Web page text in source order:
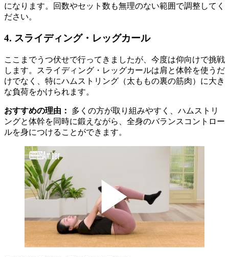
になります。回数やセット数も無理のない範囲で調整してく
ださい。
4. スライディング・レッグカール
ここまでうつ伏せで行ってきましたが、今度は仰向けで挑戦
します。スライディング・レッグカールは肩と体幹を使うだ
けでなく、特にハムストリング（太ももの裏の筋肉）に大き
な負荷をかけられます。
おすすめの理由：
多くの方が取り組みやすく、ハムストリ
ングと体幹を同時に鍛えながら、全身のバランスコントロー
ルを身につけることができます。